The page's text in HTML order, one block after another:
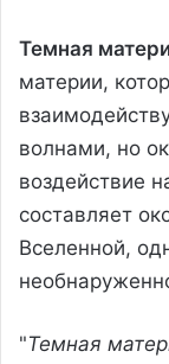
Темная
материи,
волнами, но
воздействие
составляет
Вселенной,
"Темная